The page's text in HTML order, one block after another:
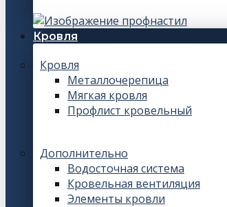
Кровля
Кровля
Металлочерепица
Мягкая кровля
Профлист кровельный
Дополнительно
Водосточная система
Кровельная вентиляция
Элементы кровли